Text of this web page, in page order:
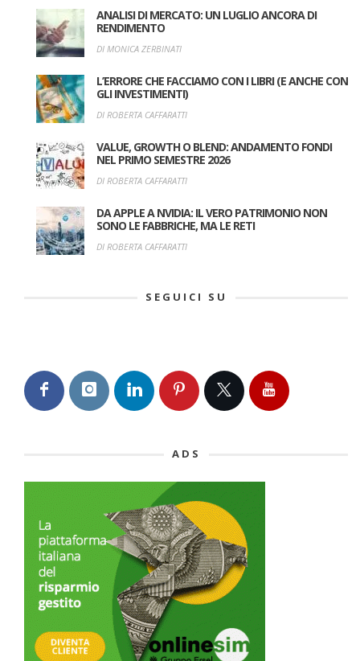
ANALISI DI MERCATO: UN LUGLIO ANCORA DI
RENDIMENTO
DI MONICA ZERBINATI
L’ERRORE CHE FACCIAMO CON I LIBRI (E ANCHE CON
GLI INVESTIMENTI)
DI ROBERTA CAFFARATTI
VALUE, GROWTH O BLEND: ANDAMENTO FONDI
NEL PRIMO SEMESTRE 2026
DI ROBERTA CAFFARATTI
DA APPLE A NVIDIA: IL VERO PATRIMONIO NON
SONO LE FABBRICHE, MA LE RETI
DI ROBERTA CAFFARATTI
SEGUICI SU
ADS